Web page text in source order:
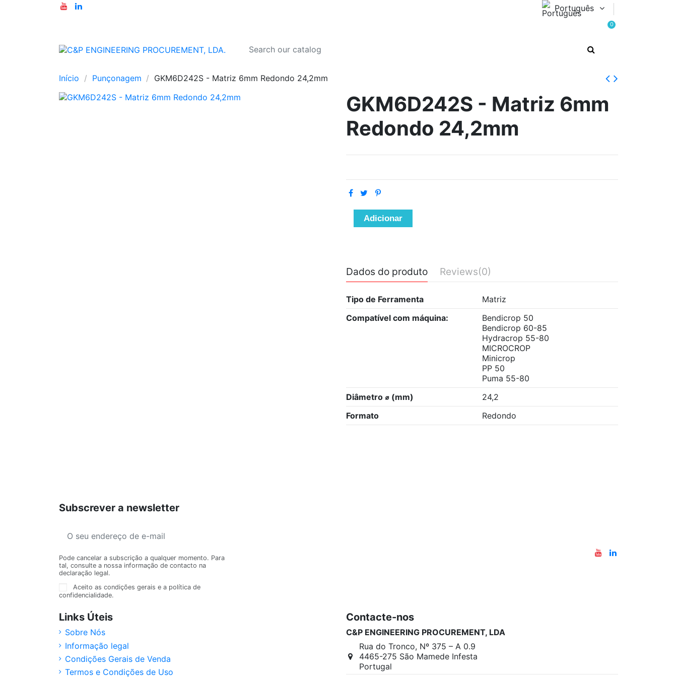
Português
0
Início Punçonagem GKM6D242S - Matriz 6mm Redondo 24,2mm
GKM6D242S - Matriz 6mm
Redondo 24,2mm
Adicionar
Dados do produto Reviews(0)
Tipo de Ferramenta
Matriz
Compatível com máquina:
Bendicrop 50
Bendicrop 60-85
Hydracrop 55-80
MICROCROP
Minicrop
PP 50
Puma 55-80
Diâmetro ⌀ (mm)
24,2
Formato
Redondo
Subscrever a newsletter
Pode cancelar a subscrição a qualquer momento. Para
tal, consulte a nossa informação de contacto na
declaração legal.
Aceito as condições gerais e a política de
confidencialidade.
Links Úteis
Sobre Nós
Informação legal
Condições Gerais de Venda
Termos e Condições de Uso
Contacte-nos
C&P ENGINEERING PROCUREMENT, LDA
Rua do Tronco, Nº 375 – A 0.9
4465-275 São Mamede Infesta
Portugal